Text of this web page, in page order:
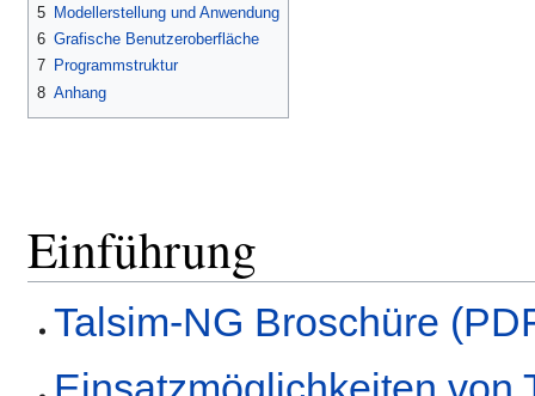
5 Modellerstellung und Anwendung
6 Grafische Benutzeroberfläche
7 Programmstruktur
8 Anhang
Einführung
Talsim-NG Broschüre